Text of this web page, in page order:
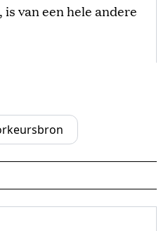
van een hele andere